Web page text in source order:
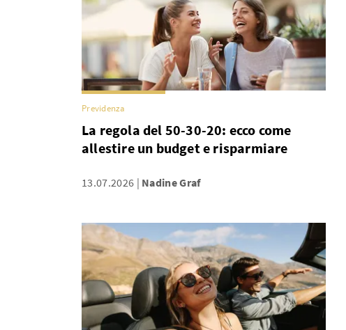
Previdenza
La regola del 50-30-20: ecco come
allestire un budget e risparmiare
13.07.2026 Nadine Graf